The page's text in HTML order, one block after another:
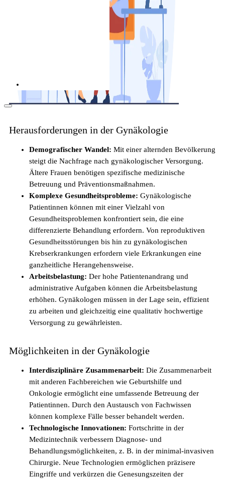
Als Pflegekraft in die Schweiz: Leben, Kultur
und Alltag (2026)
Arbeitsbedingungen in der Pflege in der
Schweiz
Die gefragtesten Gesundheitsberufe in der
Schweiz im Jahr 2026
Herausforderungen in der Gynäkologie
Demografischer Wandel: Mit einer alternden Bevölkerung
steigt die Nachfrage nach gynäkologischer Versorgung.
Ältere Frauen benötigen spezifische medizinische
Betreuung und Präventionsmaßnahmen.
Komplexe Gesundheitsprobleme: Gynäkologische
Patientinnen können mit einer Vielzahl von
Gesundheitsproblemen konfrontiert sein, die eine
differenzierte Behandlung erfordern. Von reproduktiven
Gesundheitsstörungen bis hin zu gynäkologischen
Krebserkrankungen erfordern viele Erkrankungen eine
ganzheitliche Herangehensweise.
Arbeitsbelastung: Der hohe Patientenandrang und
administrative Aufgaben können die Arbeitsbelastung
erhöhen. Gynäkologen müssen in der Lage sein, effizient
zu arbeiten und gleichzeitig eine qualitativ hochwertige
Versorgung zu gewährleisten.
Möglichkeiten in der Gynäkologie
Interdisziplinäre Zusammenarbeit: Die Zusammenarbeit
mit anderen Fachbereichen wie Geburtshilfe und
Onkologie ermöglicht eine umfassende Betreuung der
Patientinnen. Durch den Austausch von Fachwissen
können komplexe Fälle besser behandelt werden.
Technologische Innovationen: Fortschritte in der
Medizintechnik verbessern Diagnose- und
Behandlungsmöglichkeiten, z. B. in der minimal-invasiven
Chirurgie. Neue Technologien ermöglichen präzisere
Eingriffe und verkürzen die Genesungszeiten der